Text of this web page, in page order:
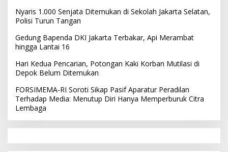
Nyaris 1.000 Senjata Ditemukan di Sekolah Jakarta Selatan,
Polisi Turun Tangan
Gedung Bapenda DKI Jakarta Terbakar, Api Merambat
hingga Lantai 16
Hari Kedua Pencarian, Potongan Kaki Korban Mutilasi di
Depok Belum Ditemukan
FORSIMEMA-RI Soroti Sikap Pasif Aparatur Peradilan
Terhadap Media: Menutup Diri Hanya Memperburuk Citra
Lembaga